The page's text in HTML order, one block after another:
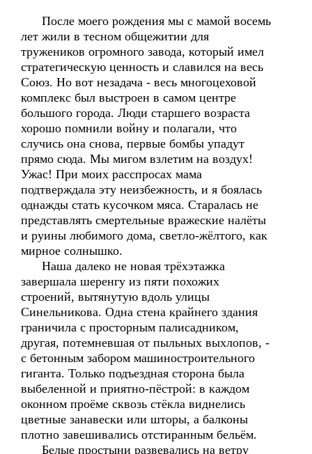
После моего рождения мы с мамой восемь
лет жили в тесном общежитии для
тружеников огромного завода, который имел
стратегическую ценность и славился на весь
Союз. Но вот незадача - весь многоцеховой
комплекс был выстроен в самом центре
большого города. Люди старшего возраста
хорошо помнили войну и полагали, что
случись она снова, первые бомбы упадут
прямо сюда. Мы мигом взлетим на воздух!
Ужас! При моих расспросах мама
подтверждала эту неизбежность, и я боялась
однажды стать кусочком мяса. Старалась не
представлять смертельные вражеские налёты
и руины любимого дома, светло-жёлтого, как
мирное солнышко.
Наша далеко не новая трёхэтажка
завершала шеренгу из пяти похожих
строений, вытянутую вдоль улицы
Синельникова. Одна стена крайнего здания
граничила с просторным палисадником,
другая, потемневшая от пыльных выхлопов, -
с бетонным забором машиностроительного
гиганта. Только подъездная сторона была
выбеленной и приятно-пёстрой: в каждом
оконном проёме сквозь стёкла виднелись
цветные занавески или шторы, а балконы
плотно завешивались отстиранным бельём.
Белые простыни развевались на ветру